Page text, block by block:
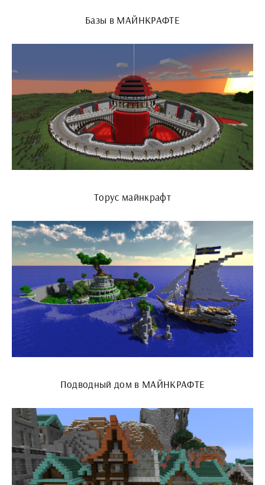
Базы в МАЙНКРАФТЕ
Торус майнкрафт
Подводный дом в МАЙНКРАФТЕ